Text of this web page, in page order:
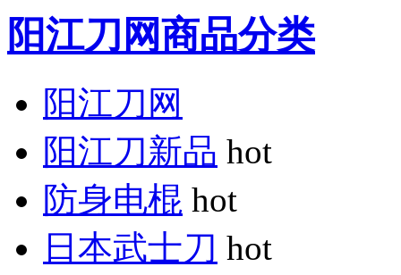
阳江刀网商品分类
阳江刀网
阳江刀新品 hot
防身电棍 hot
日本武士刀 hot